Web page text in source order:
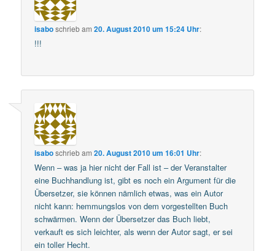
isaboschriebam20. August 2010 um 15:24 Uhr:
!!!
isaboschriebam20. August 2010 um 16:01 Uhr:
Wenn – was ja hier nicht der Fall ist – der Veranstalter
eine Buchhandlung ist, gibt es noch ein Argument für die
Übersetzer, sie können nämlich etwas, was ein Autor
nicht kann: hemmungslos von dem vorgestellten Buch
schwärmen. Wenn der Übersetzer das Buch liebt,
verkauft es sich leichter, als wenn der Autor sagt, er sei
ein toller Hecht.